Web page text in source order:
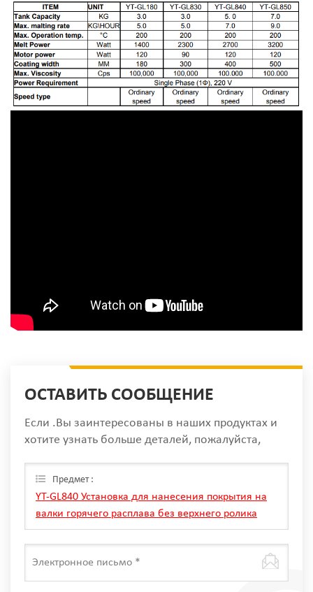
ОСТАВИТЬ СООБЩЕНИЕ
Если .Вы заинтересованы в наших продуктах и
хотите узнать больше деталей, пожалуйста,
только мы Can.
Предмет :
YT-GL840 Установка для нанесения покрытия на
валки горячего расплава без верхнего ролика